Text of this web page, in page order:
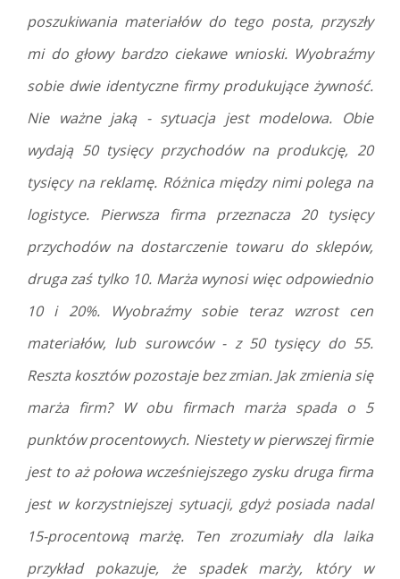
poszukiwania materiałów do tego posta, przyszły
mi do głowy bardzo ciekawe wnioski. Wyobraźmy
sobie dwie identyczne firmy produkujące żywność.
Nie ważne jaką - sytuacja jest modelowa. Obie
wydają 50 tysięcy przychodów na produkcję, 20
tysięcy na reklamę. Różnica między nimi polega na
logistyce. Pierwsza firma przeznacza 20 tysięcy
przychodów na dostarczenie towaru do sklepów,
druga zaś tylko 10. Marża wynosi więc odpowiednio
10 i 20%.
Wyobraźmy sobie teraz wzrost cen
materiałów, lub surowców - z 50 tysięcy do 55.
Reszta kosztów pozostaje bez zmian. Jak zmienia się
marża firm? W obu firmach marża spada o 5
punktów procentowych. Niestety w pierwszej firmie
jest to aż połowa wcześniejszego zysku druga firma
jest w korzystniejszej sytuacji, gdyż posiada nadal
15-procentową marżę. Ten zrozumiały dla laika
przykład pokazuje, że spadek marży, który w